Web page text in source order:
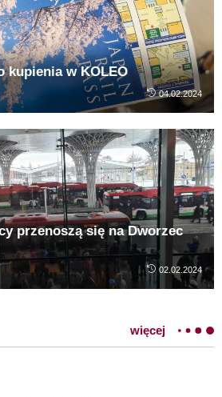
kupienia w KOLEO
04.02.2024
przenoszą się na Dworzec
02.02.2024
więcej